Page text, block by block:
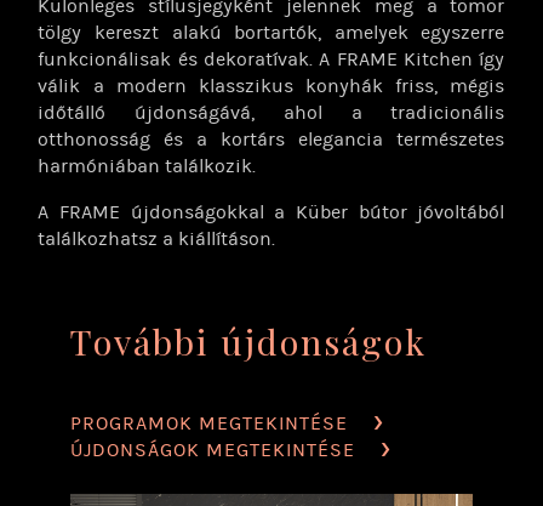
Különleges stílusjegyként jelennek meg a tömör
tölgy kereszt alakú bortartók, amelyek egyszerre
funkcionálisak és dekoratívak. A FRAME Kitchen így
válik a modern klasszikus konyhák friss, mégis
időtálló újdonságává, ahol a tradicionális
otthonosság és a kortárs elegancia természetes
harmóniában találkozik.
A FRAME újdonságokkal a Küber bútor jóvoltából
találkozhatsz a kiállításon.
További újdonságok
PROGRAMOK MEGTEKINTÉSE
ÚJDONSÁGOK MEGTEKINTÉSE